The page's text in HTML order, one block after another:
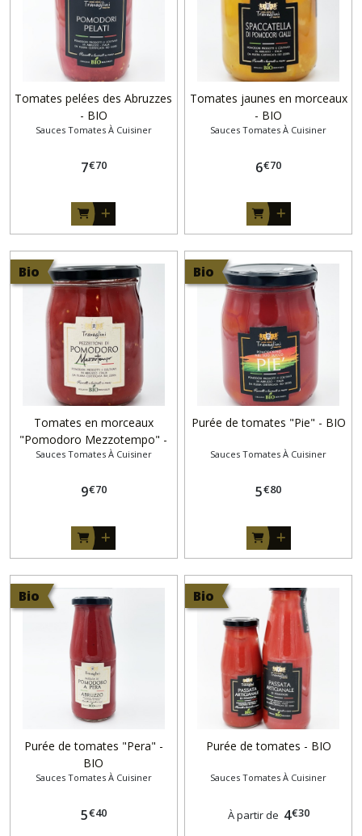
Tomates pelées des Abruzzes
- BIO
Sauces Tomates À Cuisiner
7€70
Tomates jaunes en morceaux
- BIO
Sauces Tomates À Cuisiner
6€70
Bio
Tomates en morceaux
"Pomodoro Mezzotempo" -
BIO
Sauces Tomates À Cuisiner
9€70
Bio
Purée de tomates "Pie" - BIO
Sauces Tomates À Cuisiner
5€80
Bio
Purée de tomates "Pera" -
BIO
Sauces Tomates À Cuisiner
5€40
Bio
Purée de tomates - BIO
Sauces Tomates À Cuisiner
À partir de 4€30